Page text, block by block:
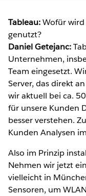
Tableau:Wofür
genutzt?
Daniel Getejanc:
Unternehmen,
Team eingesetzt.
Server, das direkt
wir aktuell bei ca.
für unsere Kunden
besser verstehen.
Kunden Analysen
Also im Prinzip
Nehmen wir jetzt
vielleicht in
Sensoren, um